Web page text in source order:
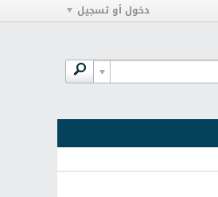
دخول أو تسجيل